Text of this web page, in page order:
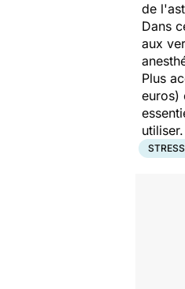
de
Dans
aux
Plus
euros)
utiliser.
STRESS